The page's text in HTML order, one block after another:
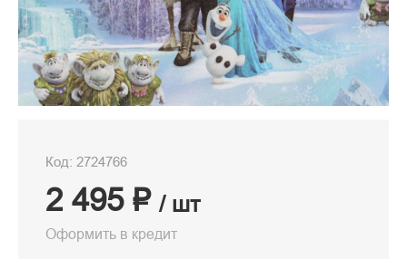
Код: 2724766
2 495 ₽ / шт
Оформить в кредит